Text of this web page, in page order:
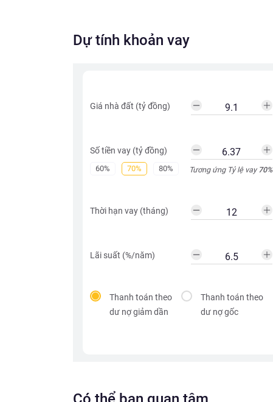
Dự tính khoản vay
Giá nhà đất (tỷ đồng)
Số tiền vay (tỷ đồng)
60% 70% 80% Tương ứng Tỷ lệ vay70%
Thời hạn vay (tháng)
Lãi suất (%/năm)
Thanh toán theo
dư nợ giảm dần
Thanh toán theo
dư nợ gốc